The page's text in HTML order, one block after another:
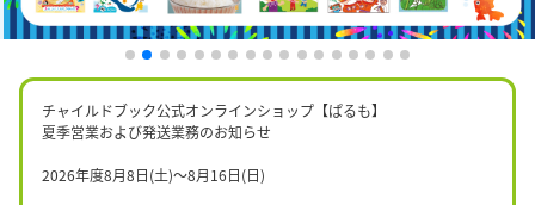
チャイルドブック公式オンラインショップ【ぱるも】
夏季営業および発送業務のお知らせ
2026年度8月8日(土)〜8月16日(日)